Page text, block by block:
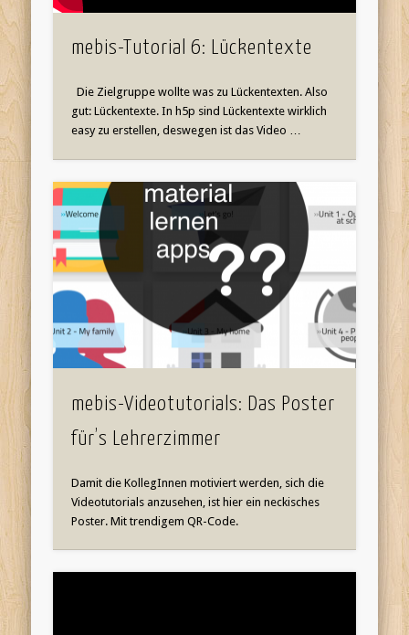
mebis-Tutorial 6: Lückentexte
Die Zielgruppe wollte was zu Lückentexten. Also
gut: Lückentexte. In h5p sind Lückentexte wirklich
easy zu erstellen, deswegen ist das Video …
mebis-Videotutorials: Das Poster
für’s Lehrerzimmer
Damit die KollegInnen motiviert werden, sich die
Videotutorials anzusehen, ist hier ein neckisches
Poster. Mit trendigem QR-Code.